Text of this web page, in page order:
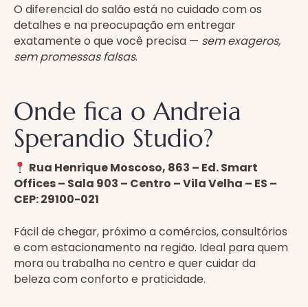
O diferencial do salão está no cuidado com os
detalhes e na preocupação em entregar
exatamente o que você precisa — sem exageros,
sem promessas falsas.
Onde fica o Andreia
Sperandio Studio?
Rua Henrique Moscoso, 863 – Ed. Smart
Offices – Sala 903 – Centro – Vila Velha – ES –
CEP: 29100-021
Fácil de chegar, próximo a comércios, consultórios
e com estacionamento na região. Ideal para quem
mora ou trabalha no centro e quer cuidar da
beleza com conforto e praticidade.